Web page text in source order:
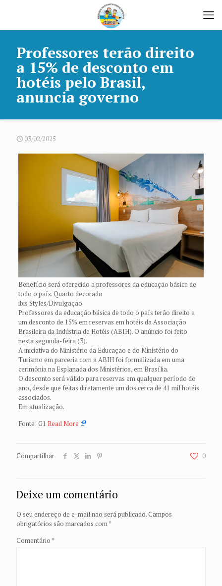
Professores terão direito
a 15% de desconto em
hotéis pelo Brasil,
anuncia governo
03/02/2025
Benefício será oferecido a professores da educação básica de
todo o país. Quarto decorado
ibis Styles/Divulgação
Professores da educação básica de todo o país terão direito a
um desconto de 15% em reservas em hotéis da Associação
Brasileira da Indústria de Hotéis (ABIH). O anúncio foi feito
nesta segunda-feira (3).
A iniciativa do Ministério da Educação e do Ministério do
Turismo em parceria com a ABIH foi formalizada em uma
cerimônia na Esplanada dos Ministérios, em Brasília.
O desconto será válido para reservas em qualquer período do
ano, desde que feitas diretamente um dos cerca de 41 mil hotéis
associados.
Em atualização.
Fonte: G1 Read More
Compartilhar 0
Deixe um comentário
O seu endereço de e-mail não será publicado.Campos
obrigatórios são marcados com*
Comentário *